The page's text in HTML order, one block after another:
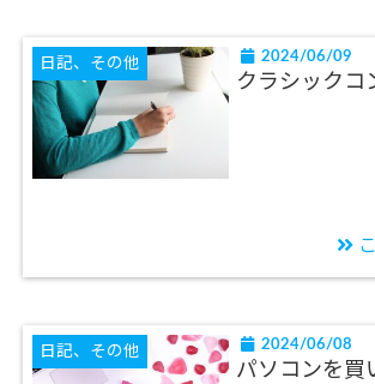
日記、その他 2024/06/09
クラシックコ
日記、その他 2024/06/08
パソコンを買